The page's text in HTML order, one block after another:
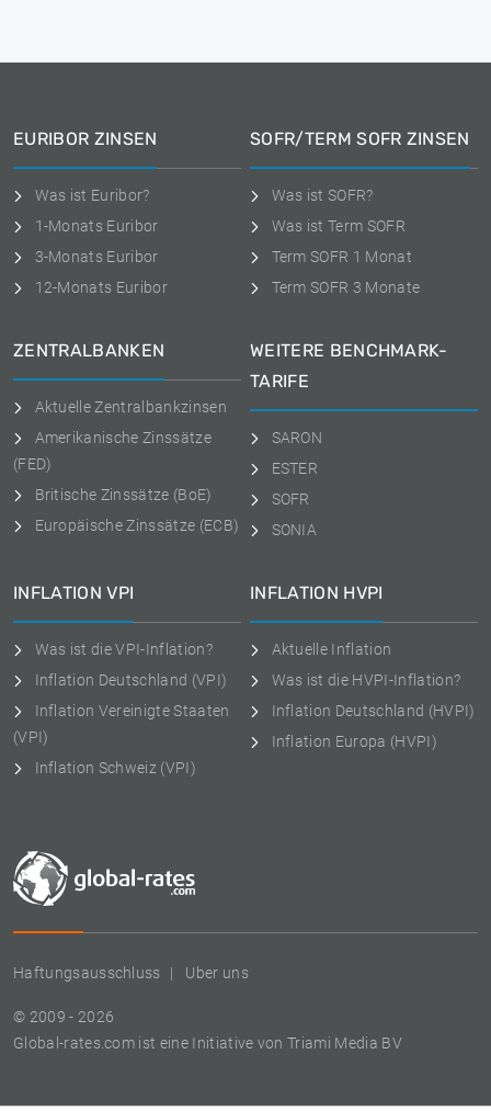
Haftungsausschluss Uber uns
© 2009 - 2026
Global-rates.com ist eine Initiative von Triami Media BV
EURIBOR ZINSEN
Was ist Euribor?
1-Monats Euribor
3-Monats Euribor
12-Monats Euribor
SOFR/TERM SOFR ZINSEN
Was ist SOFR?
Was ist Term SOFR
Term SOFR 1 Monat
Term SOFR 3 Monate
ZENTRALBANKEN
Aktuelle Zentralbankzinsen
Amerikanische Zinssätze
(FED)
Britische Zinssätze (BoE)
Europäische Zinssätze (ECB)
WEITERE BENCHMARK-
TARIFE
SARON
ESTER
SOFR
SONIA
INFLATION VPI
Was ist die VPI-Inflation?
Inflation Deutschland (VPI)
Inflation Vereinigte Staaten
(VPI)
Inflation Schweiz (VPI)
INFLATION HVPI
Aktuelle Inflation
Was ist die HVPI-Inflation?
Inflation Deutschland (HVPI)
Inflation Europa (HVPI)